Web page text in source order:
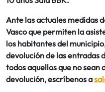
Ante las actuales medidas
Vasco que permiten la
los habitantes del
devolución de las entradas
todos aquellos que no sean
devolución, escríbenos a